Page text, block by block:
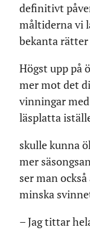
definitivt
måltiderna vi
bekanta
Högst upp på
mer mot det
vinningar
läsplatta
skulle kunna
mer
ser man
minska
– Jag tittar